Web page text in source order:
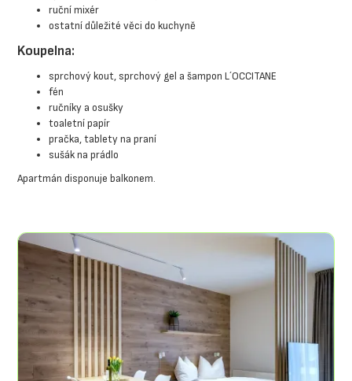
ruční mixér
ostatní důležité věci do kuchyně
Koupelna:
sprchový kout, sprchový gel a šampon L´OCCITANE
fén
ručníky a osušky
toaletní papír
pračka, tablety na praní
sušák na prádlo
Apartmán disponuje balkonem.